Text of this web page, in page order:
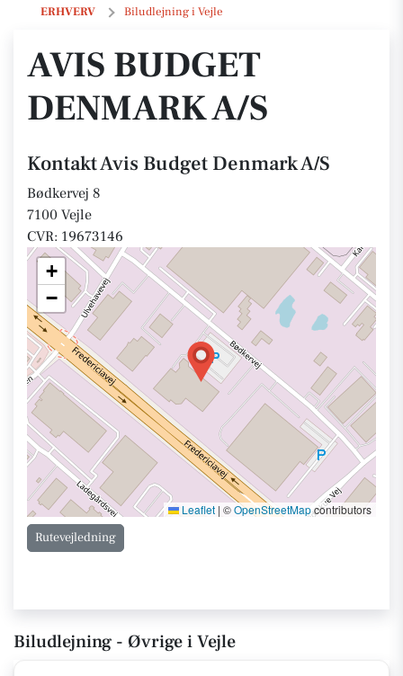
ERHVERV Biludlejning i Vejle
Avis Budget Denmark A/S
AVIS BUDGET
DENMARK A/S
Kontakt Avis Budget Denmark A/S
Bødkervej 8
7100 Vejle
CVR: 19673146
+
−
Leaflet | ©OpenStreetMapcontributors
Rutevejledning
Biludlejning - Øvrige i Vejle